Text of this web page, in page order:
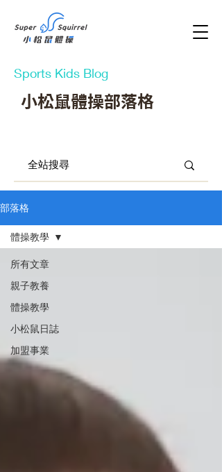
Sports Kids Blog
小松鼠體操部落格
部落格
所有文章
親子教養
體操教學
小松鼠日誌
加盟事業
體操教學